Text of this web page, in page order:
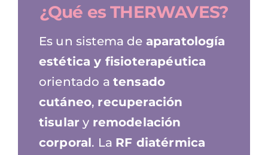
¿Qué es THERWAVES?
Es un sistema de aparatología
estética y fisioterapéutica
orientado a tensado
cutáneo, recuperación
tisular y remodelación
corporal. La RF diatérmica